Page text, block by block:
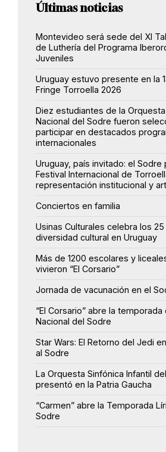
Últimas noticias
Montevideo será sede del XI
de Luthería del Programa
Juveniles
Uruguay estuvo presente en la
Fringe Torroella 2026
Diez estudiantes de la Orquesta
Nacional del Sodre fueron
participar en destacados
internacionales
Uruguay, país invitado: el Sodre
Festival Internacional de
representación institucional y
Conciertos en familia
Usinas Culturales celebra los
diversidad cultural en Uruguay
Más de 1200 escolares y
vivieron “El Corsario”
Jornada de vacunación en el
“El Corsario” abre la temporada
Nacional del Sodre
Star Wars: El Retorno del Jedi
al Sodre
La Orquesta Sinfónica Infantil
presentó en la Patria Gaucha
“Carmen” abre la Temporada
Sodre